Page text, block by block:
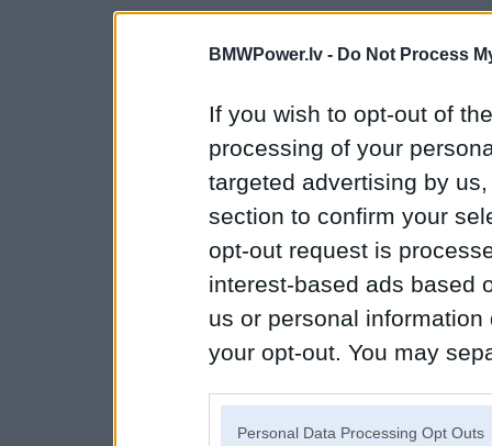
BMWPower.lv - Do Not Process
If you wish to opt-out of
processing of your
targeted advertising by
section to confirm your
opt-out request is
interest-based ads based
us or personal
your opt-out. You may
Personal Data Processing Opt Outs